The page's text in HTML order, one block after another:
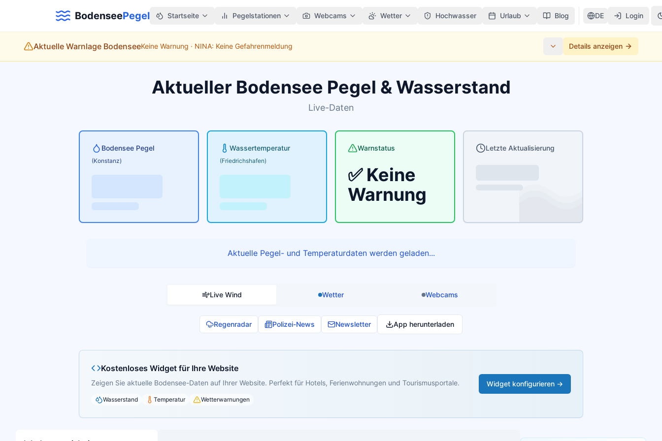
BodenseePegel Startseite Pegelstationen Webcams Wetter Hochwasser Urlaub Blog DE Login
Aktuelle Warnlage BodenseeKeine Warnung · NINA: Keine Gefahrenmeldung Details anzeigen
Aktueller Bodensee Pegel & Wasserstand
Live-Daten
Bodensee Pegel
(Konstanz)
Wassertemperatur
(Friedrichshafen)
Warnstatus
✅ Keine
Warnung
Letzte Aktualisierung
Aktuelle Pegel- und Temperaturdaten werden geladen...
Live Wind Wetter Webcams
Regenradar Polizei-News Newsletter App herunterladen
Kostenloses Widget für Ihre Website
Zeigen Sie aktuelle Bodensee-Daten auf Ihrer Website. Perfekt für Hotels, Ferienwohnungen und Tourismusportale.
Wasserstand Temperatur Wetterwarnungen
Widget konfigurieren →